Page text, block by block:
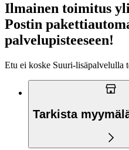
Ilmainen toimitus
Postin
palvelupisteeseen!
Etu ei koske Suuri‑lisäpalvelulla
Tarkista